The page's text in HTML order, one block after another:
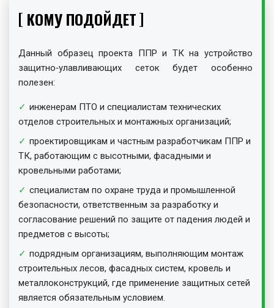
КОМУ ПОДОЙДЕТ
Данный образец проекта ППР и ТК на устройство
защитно‑улавливающих сеток будет особенно
полезен:
инженерам ПТО и специалистам технических
отделов строительных и монтажных организаций;
проектировщикам и частным разработчикам ППР и
ТК, работающим с высотными, фасадными и
кровельными работами;
специалистам по охране труда и промышленной
безопасности, ответственным за разработку и
согласование решений по защите от падения людей и
предметов с высоты;
подрядным организациям, выполняющим монтаж
строительных лесов, фасадных систем, кровель и
металлоконструкций, где применение защитных сетей
является обязательным условием.